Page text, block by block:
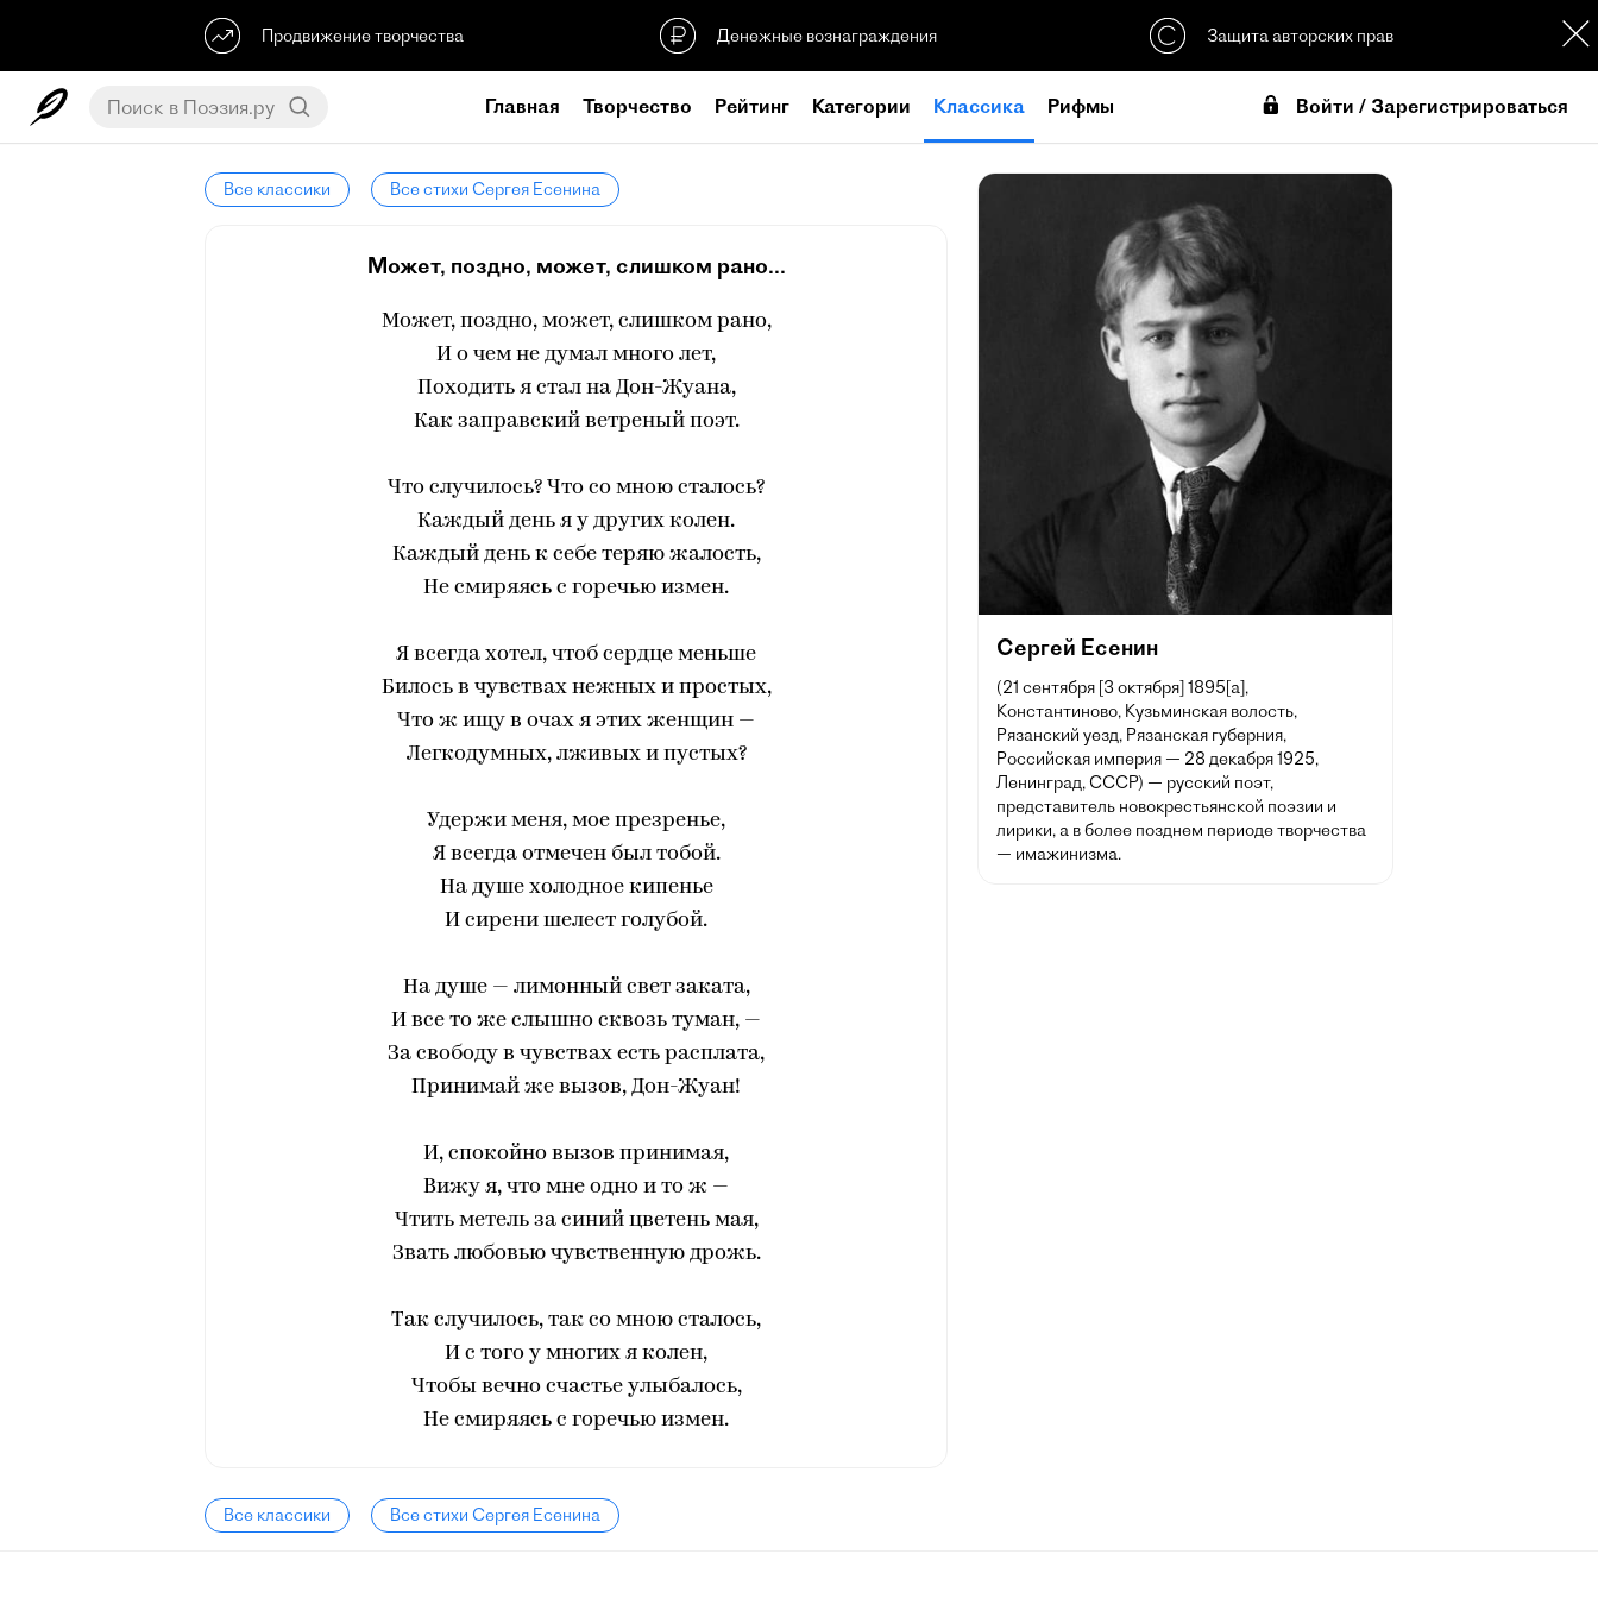
Продвижение творчества Денежные вознаграждения Защита авторских прав
Главная Творчество Рейтинг Категории Классика Рифмы Войти / Зарегистрироваться
Все классики Все стихи Сергея Есенина
Может, поздно, может, слишком рано...
Может, поздно, может, слишком рано,
И о чем не думал много лет,
Походить я стал на Дон-Жуана,
Как заправский ветреный поэт.
Что случилось? Что со мною сталось?
Каждый день я у других колен.
Каждый день к себе теряю жалость,
Не смиряясь с горечью измен.
Я всегда хотел, чтоб сердце меньше
Билось в чувствах нежных и простых,
Что ж ищу в очах я этих женщин —
Легкодумных, лживых и пустых?
Удержи меня, мое презренье,
Я всегда отмечен был тобой.
На душе холодное кипенье
И сирени шелест голубой.
На душе — лимонный свет заката,
И все то же слышно сквозь туман, —
За свободу в чувствах есть расплата,
Принимай же вызов, Дон-Жуан!
И, спокойно вызов принимая,
Вижу я, что мне одно и то ж —
Чтить метель за синий цветень мая,
Звать любовью чувственную дрожь.
Так случилось, так со мною сталось,
И с того у многих я колен,
Чтобы вечно счастье улыбалось,
Не смиряясь с горечью измен.
Все классики Все стихи Сергея Есенина
Сергей Есенин
(21 сентября [3 октября] 1895[a],
Константиново, Кузьминская волость,
Рязанский уезд, Рязанская губерния,
Российская империя — 28 декабря 1925,
Ленинград, СССР) — русский поэт,
представитель новокрестьянской поэзии и
лирики, а в более позднем периоде творчества
— имажинизма.